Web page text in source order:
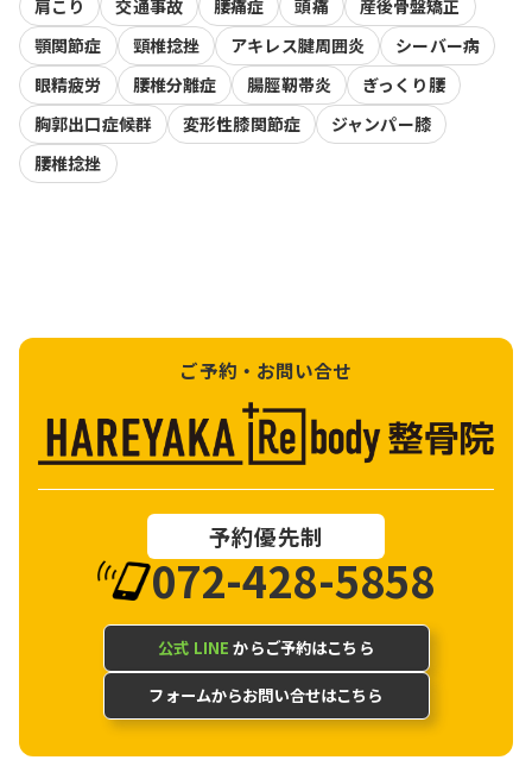
肩こり 交通事故 腰痛症 頭痛
産後骨盤矯正
顎関節症
頸椎捻挫 アキレス腱周囲炎
シーバー病
眼精疲労
腰椎分離症 腸脛靭帯炎
ぎっくり腰
胸郭出口症候群
変形性膝関節症
ジャンパー膝
腰椎捻挫
ご予約・お問い合せ
予約優先制
072-428-5858
公式 LINE からご予約はこちら
フォームからお問い合せはこちら